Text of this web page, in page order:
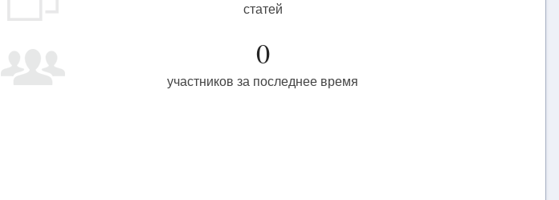
статей
0
участников за последнее время